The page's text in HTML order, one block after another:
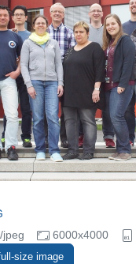
jpeg
6000x4000
size image